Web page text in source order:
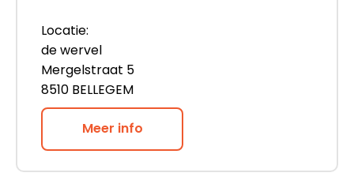
Locatie:
de wervel
Mergelstraat 5
8510 BELLEGEM
Meer info